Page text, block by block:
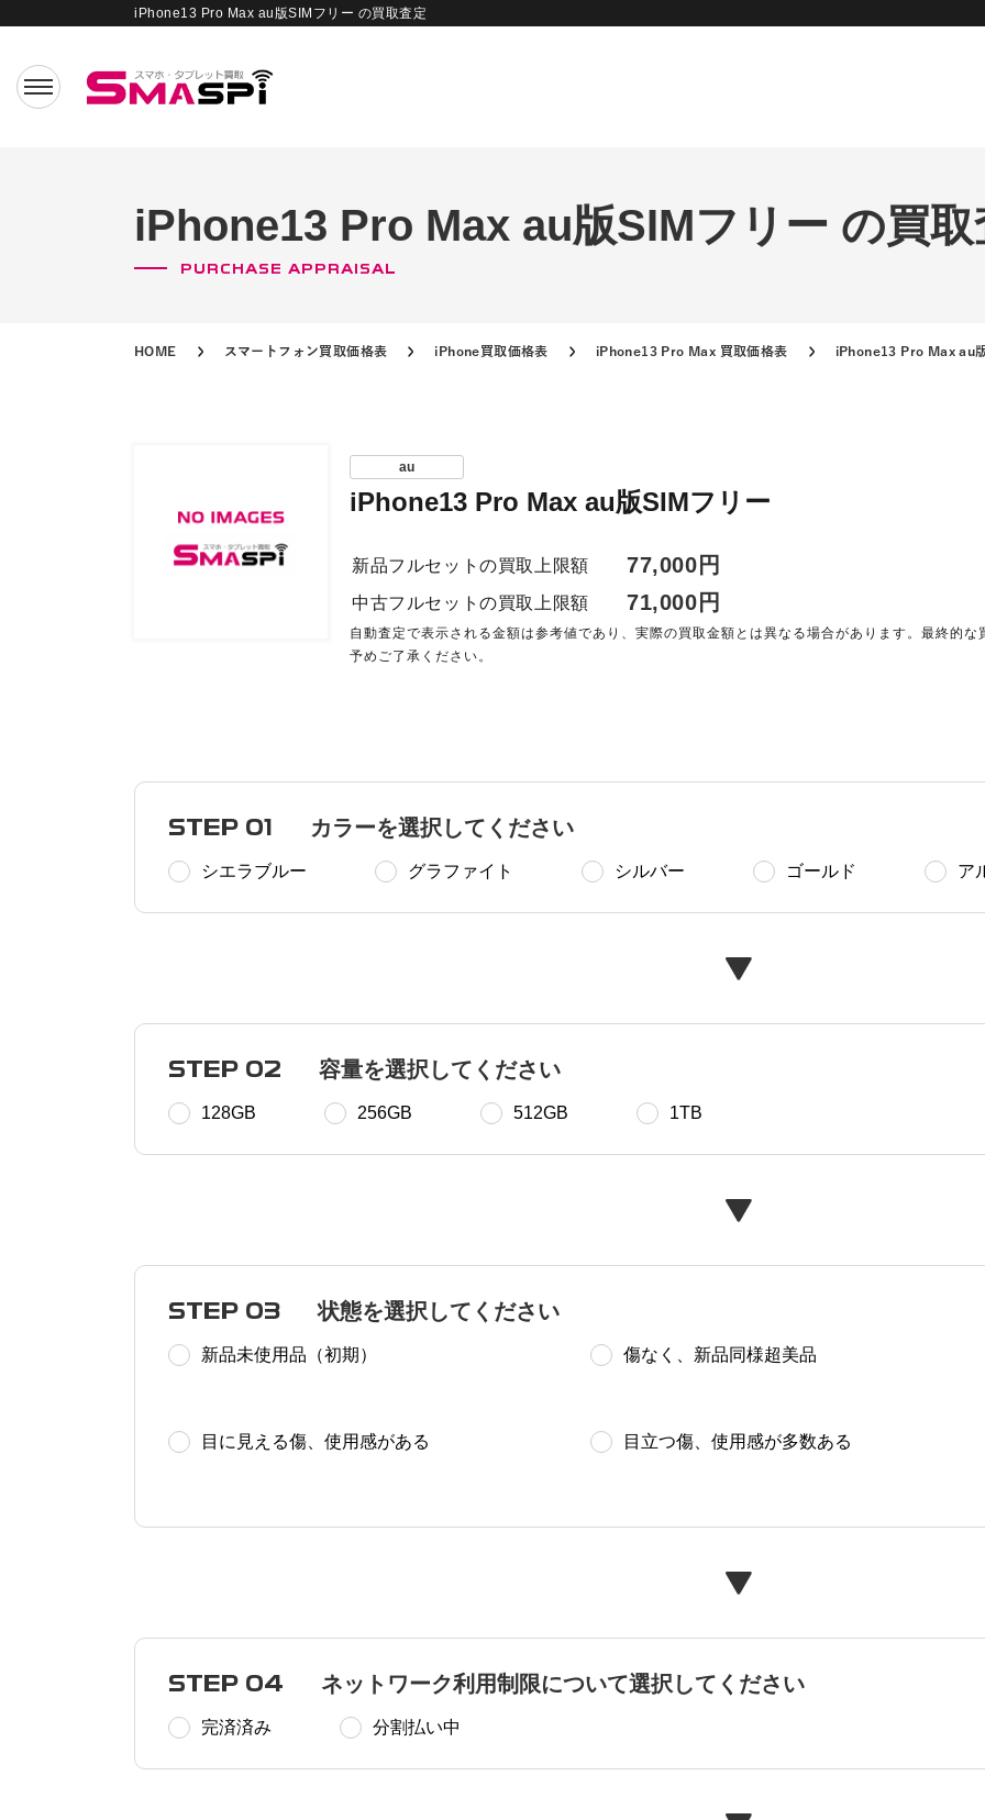
iPhone13 Pro Max au版SIMフリー の買取査定
iPhone13 Pro Max au版SIMフリー の買取
PURCHASE APPRAISAL
HOME スマートフォン買取価格表 iPhone買取価格表 iPhone13 Pro Max 買取価格表 iPhone13 Pro Max au
au
iPhone13 Pro Max au版SIMフリー
新品フルセットの買取上限額 77,000円
中古フルセットの買取上限額 71,000円
自動査定で表示される金額は参考値であり、実際の買取金額とは異なる場合があります。最終的
予めご了承ください。
STEP 01 カラーを選択してください
シエラブルー グラファイト シルバー ゴールド ア
STEP 02 容量を選択してください
128GB 256GB 512GB 1TB
STEP 03 状態を選択してください
新品未使用品（初期） 傷なく、新品同様超美品
目に見える傷、使用感がある 目立つ傷、使用感が多数ある
STEP 04 ネットワーク利用制限について選択してください
完済済み 分割払い中